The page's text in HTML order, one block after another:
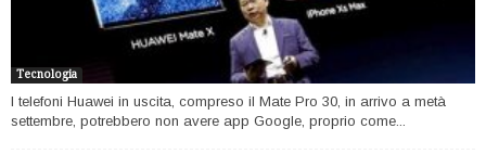
Tecnologia
I telefoni Huawei in uscita, compreso il Mate Pro 30, in arrivo a metà
settembre, potrebbero non avere app Google, proprio come...